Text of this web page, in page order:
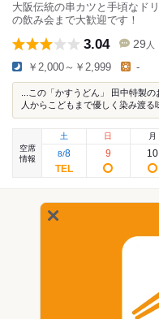
大阪伝統の串カツと手頃なド
の飲み会まで大歓迎です！
3.04 29 人
￥2,000～￥2,999 -
...この「かすうどん」 田中特製
人からこどもまで優しく染み渡る
空席
情報
土
8/8
日
9
月
10